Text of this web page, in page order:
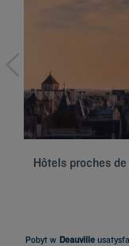
Hôtels proches de
Pobyt w Deauville